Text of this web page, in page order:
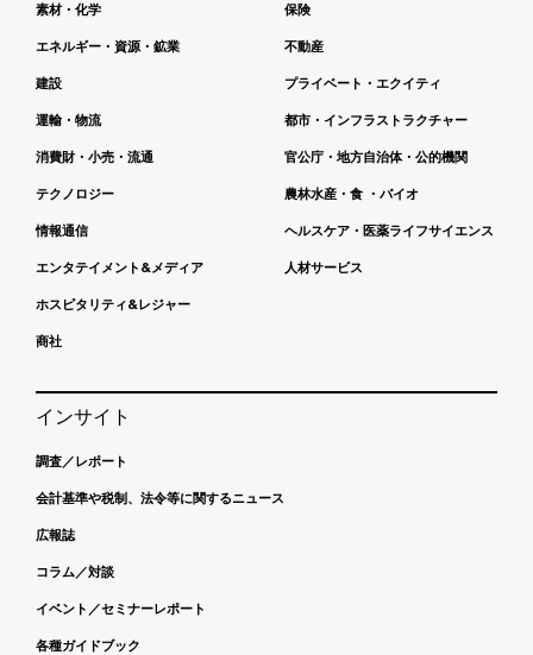
素材・化学
エネルギー・資源・鉱業
建設
運輸・物流
消費財・小売・流通
テクノロジー
情報通信
エンタテイメント&メディア
ホスピタリティ&レジャー
商社
保険
不動産
プライベート・エクイティ
都市・インフラストラクチャー
官公庁・地方自治体・公的機関
農林水産・食 ・バイオ
ヘルスケア・医薬ライフサイエンス
人材サービス
インサイト
調査／レポート
会計基準や税制、法令等に関するニュース
広報誌
コラム／対談
イベント／セミナーレポート
各種ガイドブック